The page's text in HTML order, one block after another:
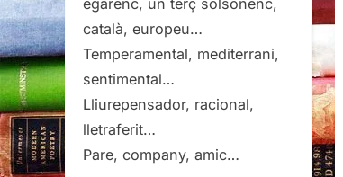
català, europeu…
Temperamental, mediterrani,
sentimental…
Lliurepensador, racional,
lletraferit…
Pare, company, amic…